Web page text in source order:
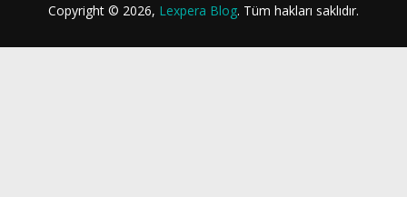
Copyright © 2026, Lexpera Blog. Tüm hakları saklıdır.